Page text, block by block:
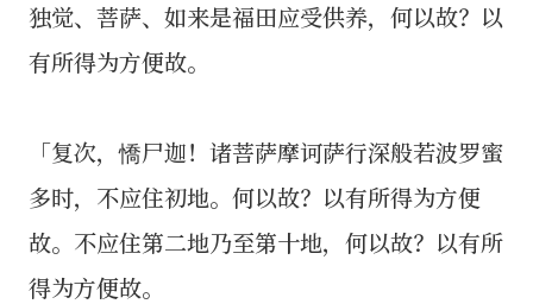
独觉、菩萨、如来是福田应受供养，何以故？以
有所得为方便故。
「复次，憍尸迦！诸菩萨摩诃萨行深般若波罗蜜
多时，不应住初地。何以故？以有所得为方便
故。不应住第二地乃至第十地，何以故？以有所
得为方便故。